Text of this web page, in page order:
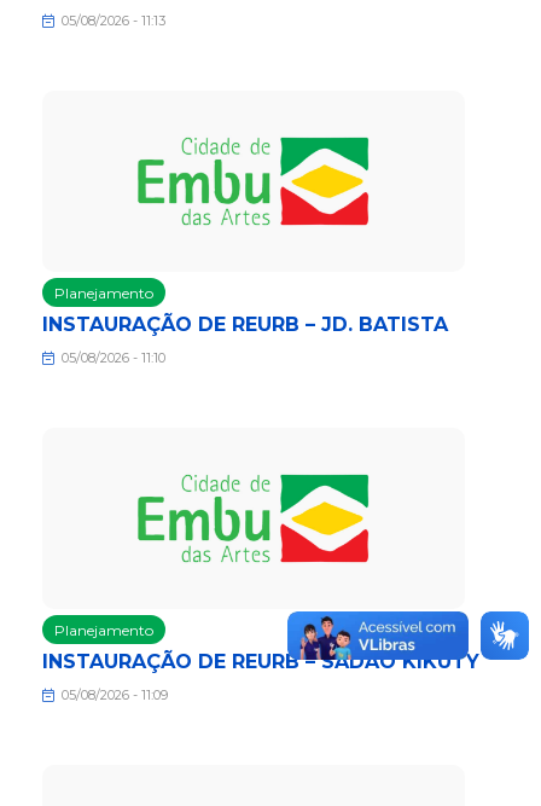
05/08/2026 - 11:13
Planejamento
INSTAURAÇÃO DE REURB – JD. BATISTA
05/08/2026 - 11:10
Planejamento
INSTAURAÇÃO DE REURB – SADAO KIKUTY
05/08/2026 - 11:09